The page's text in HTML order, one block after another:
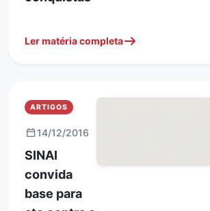
Ler matéria completa
ARTIGOS
14/12/2016
SINAI
convida
base para